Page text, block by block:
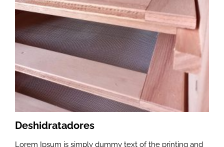
Deshidratadores
Lorem Ipsum is simply dummy text of the printing and